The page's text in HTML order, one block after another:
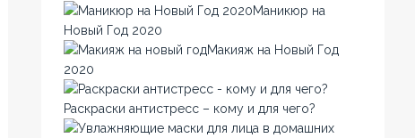
Маникюр на
Новый Год 2020
Макияж на Новый Год
2020
Раскраски антистресс – кому и для чего?